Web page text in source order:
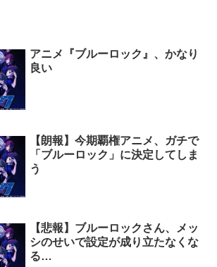
アニメ『ブルーロック』、かなり
良い
【朗報】今期覇権アニメ、ガチで
「ブルーロック」に決定してしま
う
【悲報】ブルーロックさん、メッ
シのせいで設定が成り立たなくな
る…